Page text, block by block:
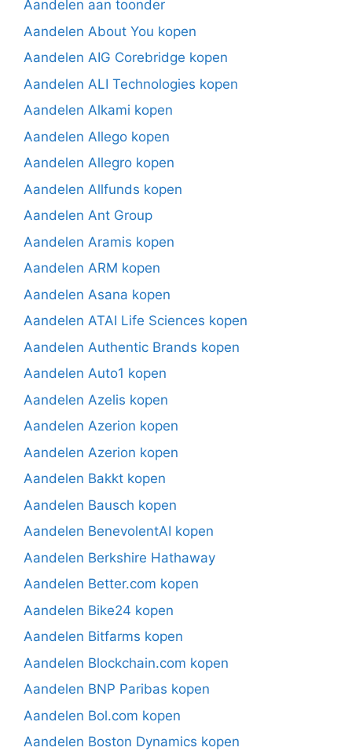
Aandelen aan toonder
Aandelen About You kopen
Aandelen AIG Corebridge kopen
Aandelen ALI Technologies kopen
Aandelen Alkami kopen
Aandelen Allego kopen
Aandelen Allegro kopen
Aandelen Allfunds kopen
Aandelen Ant Group
Aandelen Aramis kopen
Aandelen ARM kopen
Aandelen Asana kopen
Aandelen ATAI Life Sciences kopen
Aandelen Authentic Brands kopen
Aandelen Auto1 kopen
Aandelen Azelis kopen
Aandelen Azerion kopen
Aandelen Azerion kopen
Aandelen Bakkt kopen
Aandelen Bausch kopen
Aandelen BenevolentAI kopen
Aandelen Berkshire Hathaway
Aandelen Better.com kopen
Aandelen Bike24 kopen
Aandelen Bitfarms kopen
Aandelen Blockchain.com kopen
Aandelen BNP Paribas kopen
Aandelen Bol.com kopen
Aandelen Boston Dynamics kopen